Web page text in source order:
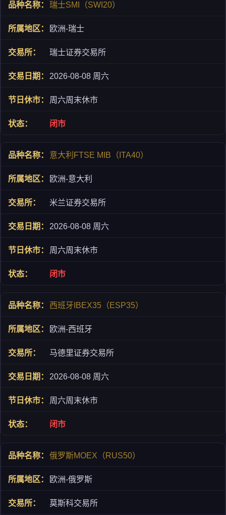
瑞士SMI（SWI20）
欧洲-瑞士
瑞士证券交易所
2026-08-08 周六
周六周末休市
闭市
意大利FTSE MIB（ITA40）
欧洲-意大利
米兰证券交易所
2026-08-08 周六
周六周末休市
闭市
西班牙IBEX35（ESP35）
欧洲-西班牙
马德里证券交易所
2026-08-08 周六
周六周末休市
闭市
俄罗斯MOEX（RUS50）
欧洲-俄罗斯
莫斯科交易所